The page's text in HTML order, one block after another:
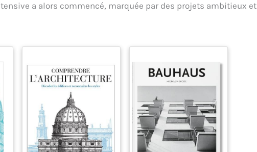
a alors commencé, marquée par des projets ambitieux et